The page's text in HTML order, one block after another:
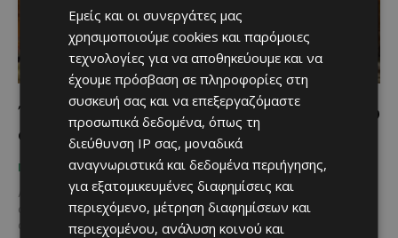
Ένα Κρυμμένο Δεντρόσπιτο στο Καμπί του
Φαρμακά – Το Μονοπάτι Αηδόνια
ΠΟΥ ΝΑ ΠΑΣ Κατερίνα Χριστοφή - May 12, 2025
Αν ψάχνεις μια μικρή απόδραση στη φύση, χωρίς ιδιαίτερο κόπο
αλλά με μεγάλη ανταμοιβή, τότε το Μονοπάτι Αηδόνια είναι
ακριβώς αυτό που αναζητάς. Βρίσκεται...
Εμείς και οι συνεργάτες μας
χρησιμοποιούμε cookies και παρόμοιες
τεχνολογίες για να αποθηκεύουμε και να
έχουμε πρόσβαση σε πληροφορίες στη
συσκευή σας και να επεξεργαζόμαστε
προσωπικά δεδομένα, όπως τη
διεύθυνση IP σας, μοναδικά
αναγνωριστικά και δεδομένα περιήγησης,
για εξατομικευμένες διαφημίσεις και
περιεχόμενο, μέτρηση διαφημίσεων και
περιεχομένου, ανάλυση κοινού και